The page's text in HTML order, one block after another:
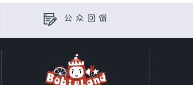
公众回馈